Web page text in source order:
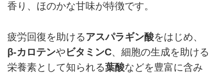
香り、ほのかな甘味が特徴です。
疲労回復を助けるアスパラギン酸をはじめ、
β-カロテンやビタミンC、細胞の生成を助ける
栄養素として知られる葉酸などを豊富に含み